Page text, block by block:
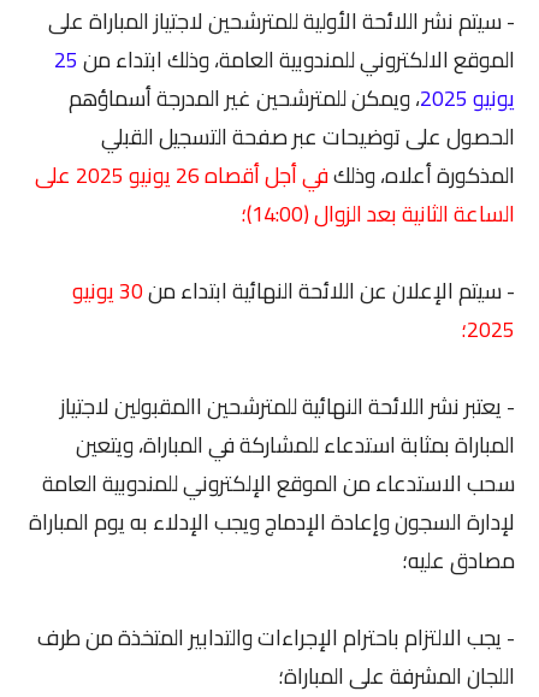
- سيتم نشر اللائحة الأولية للمترشحين لاجتياز المباراة على
الموقع الالكتروني للمندوبية العامة، وذلك ابتداء من25
يونيو 2025
، ويمكن للمترشحين غير المدرجة أسماؤهم
الحصول على توضيحات عبر صفحة التسجيل القبلي
المذكورة أعلاه، وذلك
في أجل أقصاه 26 يونيو 2025 على
الساعة الثانية بعد الزوال (14:00)؛
- سيتم الإعلان عن اللائحة النهائية ابتداء من
30 يونيو
2025؛
- يعتبر نشر اللائحة النهائية للمترشحين االمقبولين لاجتياز
المباراة بمثابة استدعاء للمشاركة في المباراة، ويتعين
سحب الاستدعاء من الموقع الإلكتروني للمندوبية العامة
لإدارة السجون وإعادة الإدماج ويجب الإدلاء به يوم المباراة
مصادق عليه؛
- يجب الالتزام باحترام الإجراءات والتدابير المتخذة من طرف
اللجان المشرفة على المباراة؛